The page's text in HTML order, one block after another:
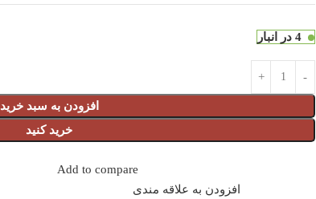
4 در انبار
افزودن به سبد خرید
خرید کنید
Add to compare
افزودن به علاقه مندی